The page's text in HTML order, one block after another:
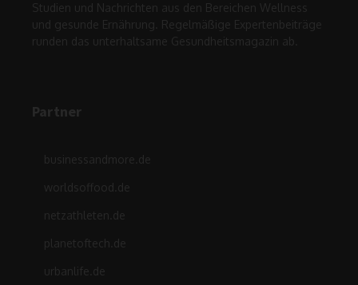
Studien und Nachrichten aus den Bereichen Wellness
und gesunde Ernährung. Regelmäßige Expertenbeiträge
runden das unterhaltsame Gesundheitsmagazin ab.
Partner
businessandmore.de
worldsoffood.de
netzathleten.de
planetoftech.de
urbanlife.de